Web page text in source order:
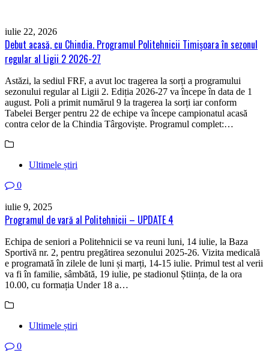
iulie 22, 2026
Debut acasă, cu Chindia. Programul Politehnicii Timișoara în sezonul
regular al Ligii 2 2026-27
Astăzi, la sediul FRF, a avut loc tragerea la sorți a programului
sezonului regular al Ligii 2. Ediția 2026-27 va începe în data de 1
august. Poli a primit numărul 9 la tragerea la sorți iar conform
Tabelei Berger pentru 22 de echipe va începe campionatul acasă
contra celor de la Chindia Târgoviște. Programul complet:…
Ultimele știri
0
iulie 9, 2025
Programul de vară al Politehnicii – UPDATE 4
Echipa de seniori a Politehnicii se va reuni luni, 14 iulie, la Baza
Sportivă nr. 2, pentru pregătirea sezonului 2025-26. Vizita medicală
e programată în zilele de luni și marți, 14-15 iulie. Primul test al verii
va fi în familie, sâmbătă, 19 iulie, pe stadionul Știința, de la ora
10.00, cu formația Under 18 a…
Ultimele știri
0